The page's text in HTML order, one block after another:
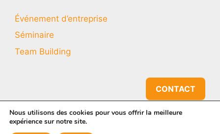
Événement d’entreprise
Séminaire
Team Building
CONTACT
Nous utilisons des cookies pour vous offrir la meilleure
expérience sur notre site.